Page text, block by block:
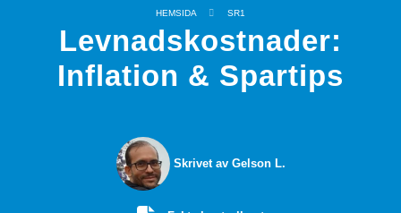
HEMSIDA SR1
Levnadskostnader:
Inflation & Spartips
Skrivet av Gelson L.